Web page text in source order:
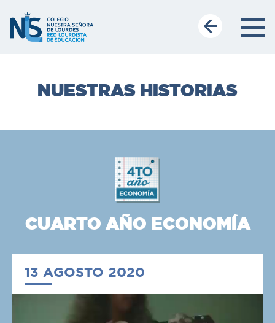
NUESTRAS HISTORIAS
CUARTO AÑO ECONOMÍA
13 AGOSTO 2020